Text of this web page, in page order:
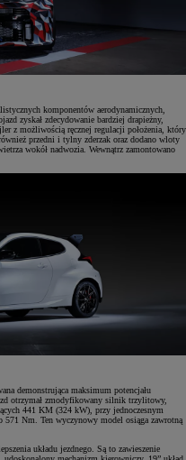
komponentów aerodynamicznych,
zyskał zdecydowanie bardziej drapieżny,
z możliwością ręcznej regulacji położenia, który
przedni i tylny zderzak oraz dodano wloty
wokół nadwozia. Wewnątrz zamontowano
demonstrująca maksimum potencjału
otrzymał zmodyfikowany silnik trzylitowy,
441 KM (324 kW), przy jednoczesnym
Nm. Ten wyczynowy model osiąga zawrotną
układu jezdnego. Są to zawieszenie